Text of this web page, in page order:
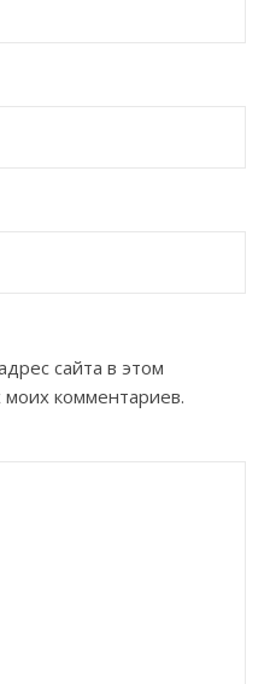
сайта в этом
комментариев.